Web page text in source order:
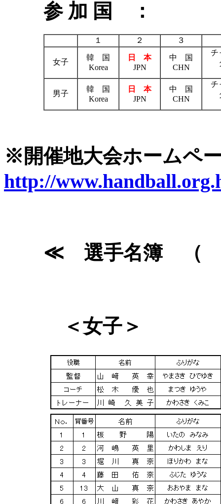
参 加 国 ：
１ ２ ３
女子
韓 国
Korea
日 本
JPN
中 国
CHN
チ
男子
韓 国
Korea
日 本
JPN
中 国
CHN
チ
※開催地大会ホーム
http://
≪ 選手名簿
＜女子＞